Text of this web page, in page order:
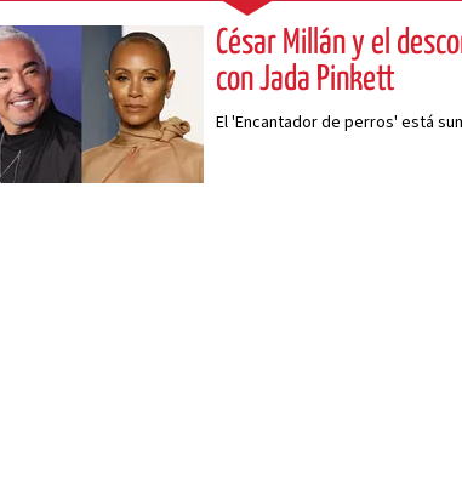
César Millán y el
con Jada Pinkett
El 'Encantador de perros' está